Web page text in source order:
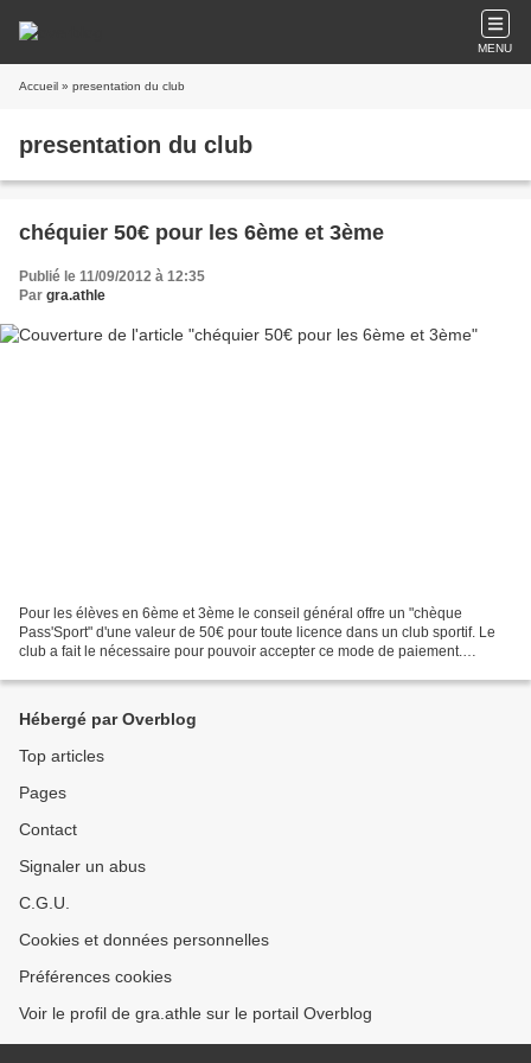
MENU
Accueil » presentation du club
presentation du club
chéquier 50€ pour les 6ème et 3ème
Publié le 11/09/2012 à 12:35
Par gra.athle
Pour les élèves en 6ème et 3ème le conseil général offre un "chèque
Pass'Sport" d'une valeur de 50€ pour toute licence dans un club sportif. Le
club a fait le nécessaire pour pouvoir accepter ce mode de paiement.
Hébergé par Overblog
Top articles
Pages
Contact
Signaler un abus
C.G.U.
Cookies et données personnelles
Préférences cookies
Voir le profil de gra.athle sur le portail Overblog